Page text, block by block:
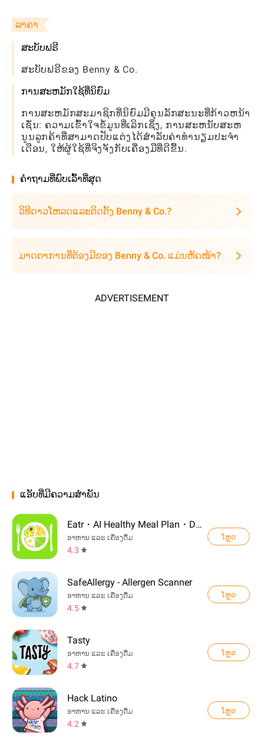
ລາຄາ
ສະບັບຟຣີ
ສະບັບຟຣີຂອງ Benny & Co.
ການສະຫມັກໃຊ້ທີ່ນິຍົມ
ການສະຫມັກສະມາຊິກທີ່ນິຍົມມີຄຸນລັກສະນະທີ່ກ້າວຫນ້າ
ເຊັ່ນ: ຄວາມເຂົ້າໃຈຂໍ້ມູນທີ່ເລິກເຊິ່ງ, ການສະຫນັບສະຫ
ນູນລູກຄ້າທີ່ສາມາດປັບແຕ່ງໄດ້ສໍາລັບຄ່າທໍານຽມປະຈໍາ
ເດືອນ, ໃຫ້ຜູ້ໃຊ້ທີ່ຈິງຈັງກັບເຄື່ອງມືທີ່ດີຂື້ນ.
ຄໍາຖາມທີ່ພົບເລົ້າທີ່ສຸດ
ວິທີດາວໂຫລດແລະຕິດຕັ້ງ Benny & Co.?
ມາດຕາການທີ່ຕ້ອງມີຂອງ Benny & Co. ແມ່ນຫັດໜ້າ?
ADVERTISEMENT
ແອັບທີ່ມີຄວາມສຳພັນ
Eatr・AI Healthy Meal Plan・Diet
ອາຫານ ແລະ ເຄື່ອງດື່ມ
4.3
ໂຫຼດ
SafeAllergy - Allergen Scanner
ອາຫານ ແລະ ເຄື່ອງດື່ມ
4.5
ໂຫຼດ
Tasty
ອາຫານ ແລະ ເຄື່ອງດື່ມ
4.7
ໂຫຼດ
Hack Latino
ອາຫານ ແລະ ເຄື່ອງດື່ມ
4.2
ໂຫຼດ